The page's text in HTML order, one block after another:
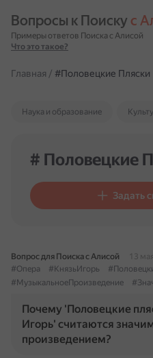
Вопросы к Поиску с
Примеры ответов Поиска с Алисой
Что это такое?
Главная / #Половецкие Пляски
Наука и образование
# Половецкие
Задать
Вопрос для Поиска с Алисой
13 мая
#Опера
#КнязьИгорь
#МузыкальноеПроизведение
Почему 'Половецкие
Игорь' считаются
произведением?